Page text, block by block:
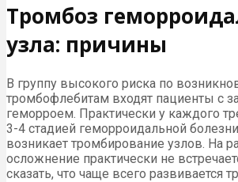
Тромбоз
узла: причины
В группу высокого риска по
тромбофлебитам входят пациенты с
геморроем. Практически у каждого
3-4 стадией геморроидальной
возникает тромбирование узлов. На
осложнение практически не
сказать, что чаще всего развивается